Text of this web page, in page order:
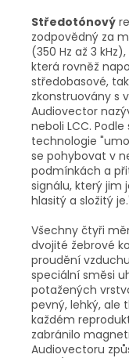
Středotónový
zodpovědný za
(350 Hz až 3
která rovněž
středobasové,
zkonstruovány s
Audiovector
neboli LCC.
technologie
se pohybovat v
podmínkách a
signálu, který jim
hlasitý a složitý
Všechny čtyři
dvojité žebrové
proudění
speciální směsi
potažených
pevný, lehký, ale
každém
zabránilo
Audiovectoru